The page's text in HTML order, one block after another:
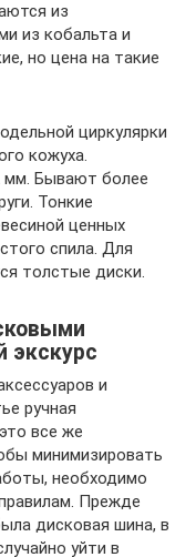
из
из кобальта и
но цена на такие
циркулярки
кожуха.
мм. Бывают более
Тонкие
ценных
спила. Для
толстые диски.
экскурс
и
ручная
все же
минимизировать
необходимо
Прежде
дисковая шина, в
уйти в